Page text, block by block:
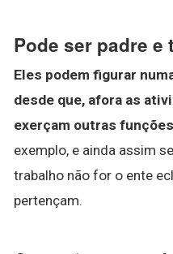
Pode ser padre
Eles podem figurar
desde que, afora as
exerçam outras
exemplo, e ainda assim
trabalho não for o ente
pertençam.